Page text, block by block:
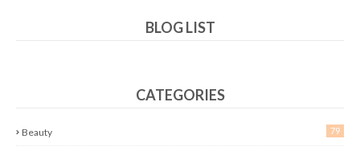
BLOG LIST
CATEGORIES
Beauty 79